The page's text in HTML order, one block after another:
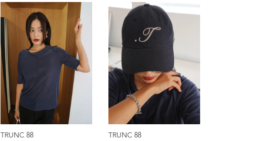
TRUNC 88
TRUNC 88